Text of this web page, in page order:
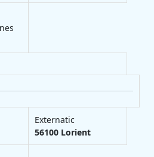
Externatic
56100 Lorient